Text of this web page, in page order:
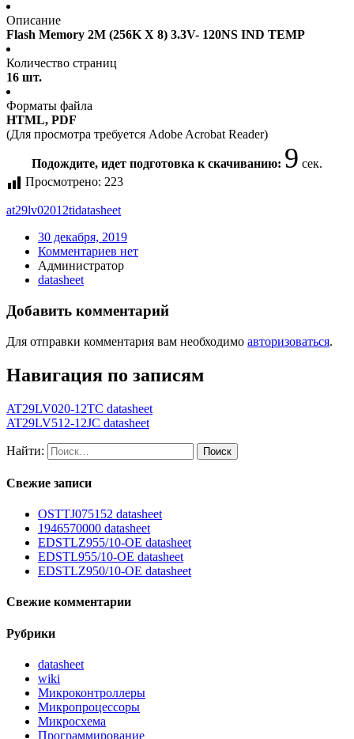
Описание
Flash Memory 2M (256K X 8) 3.3V- 120NS IND TEMP
Количество страниц
16 шт.
Форматы файла
HTML, PDF
(Для просмотра требуется Adobe Acrobat Reader)
Подождите, идет подготовка к скачиванию: 9 сек.
Просмотрено: 223
at29lv02012tidatasheet
30 декабря, 2019
Комментариев нет
Администратор
datasheet
Добавить комментарий
Для отправки комментария вам необходимо авторизоваться.
Навигация по записям
AT29LV020-12TC datasheet
AT29LV512-12JC datasheet
Найти:
Свежие записи
OSTTJ075152 datasheet
1946570000 datasheet
EDSTLZ955/10-OE datasheet
EDSTL955/10-OE datasheet
EDSTLZ950/10-OE datasheet
Свежие комментарии
Рубрики
datasheet
wiki
Микроконтроллеры
Микропроцессоры
Микросхема
Программирование